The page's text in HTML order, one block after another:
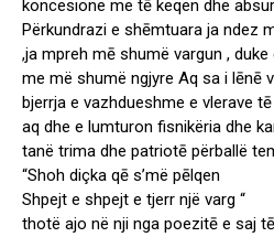
koncesione me tē keqen dhe
Përkundrazi e shēmtuara ja ndez
,ja mpreh mē shumë vargun ,
me më shumë ngjyre Aq sa i lēnē
bjerrja e vazhdueshme e vlerave
aq dhe e lumturon fisnikëria dhe
tanë trima dhe patriotē përballë
“Shoh diçka qē s’më pēlqen
Shpejt e shpejt e tjerr një varg “
thotë ajo në nji nga poezitē e saj